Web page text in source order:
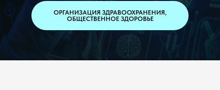
ОРГАНИЗАЦИЯ ЗДРАВООХРАНЕНИЯ,
ОБЩЕСТВЕННОЕ ЗДОРОВЬЕ